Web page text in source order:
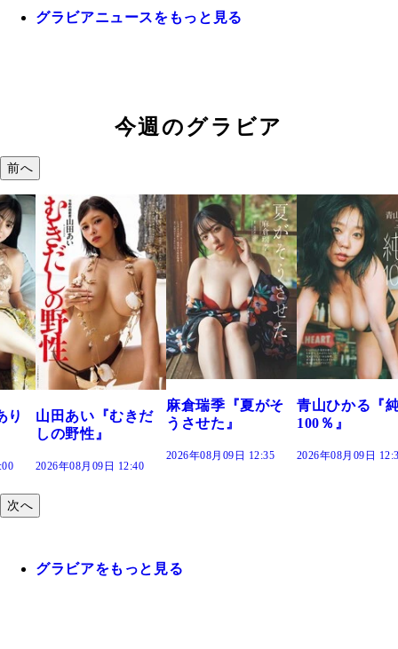
グラビアニュースをもっと見る
今週のグラビア
前へ
だ
麻倉瑞季『夏がそ
うさせた』
青山ひかる『純度
100％』
2026年08月09日 12:30
溝端 葵『もう
つの、あおい
で。』
2026年08月09日
次へ
グラビアをもっと見る